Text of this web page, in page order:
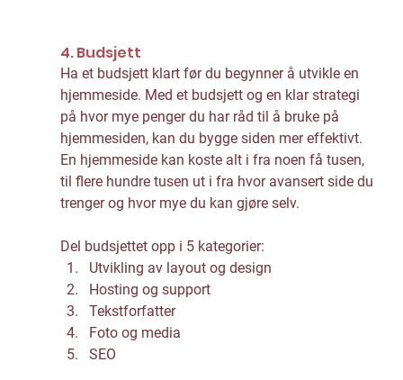
4. Budsjett
Ha et budsjett klart før du begynner å utvikle en
hjemmeside. Med et budsjett og en klar strategi
på hvor mye penger du har råd til å bruke på
hjemmesiden, kan du bygge siden mer effektivt.
En hjemmeside kan koste alt i fra noen få tusen,
til flere hundre tusen ut i fra hvor avansert side du
trenger og hvor mye du kan gjøre selv.
Del budsjettet opp i 5 kategorier:
Utvikling av layout og design
Hosting og support
Tekstforfatter
Foto og media
SEO